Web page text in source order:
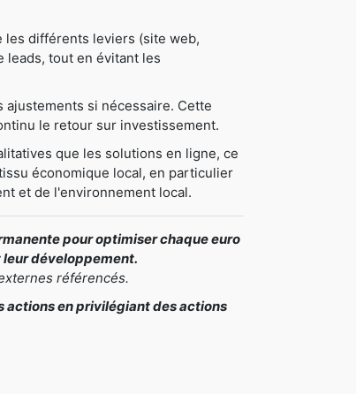
les différents leviers (site web,
leads, tout en évitant les
ajustements si nécessaire. Cette
le retour sur investissement.
que les solutions en ligne, ce
économique local, en particulier
et de l'environnement local.
pour optimiser chaque euro
développement.
référencés.
actions en privilégiant des actions